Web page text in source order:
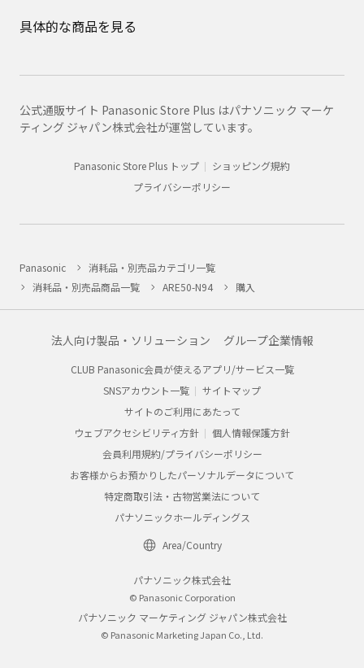
具体的な商品を見る
公式通販サイト Panasonic Store Plus はパナソニック マーケ
ティング ジャパン株式会社が運営しています。
Panasonic Store Plus トップ
ショッピング規約
プライバシーポリシー
Panasonic
消耗品・別売品カテゴリ一覧
消耗品・別売品商品一覧
ARE50-N94 購入
法人向け製品・ソリューション グループ企業情報
CLUB Panasonic会員が使えるアプリ/サービス一覧
SNSアカウント一覧
サイトマップ
サイトのご利用にあたって
ウェブアクセシビリティ方針
個人情報保護方針
会員利用規約/プライバシーポリシー
お客様からお預かりしたパーソナルデータについて
特定商取引法・古物営業法について
パナソニックホールディングス
Area/Country
パナソニック株式会社
© Panasonic Corporation
パナソニック マーケティング ジャパン株式会社
© Panasonic Marketing Japan Co., Ltd.